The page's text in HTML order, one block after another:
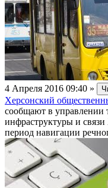
4 Апреля 2016 09:40 »
Херсонский
сообщают в управлении
инфраструктуры и связи
период навигации